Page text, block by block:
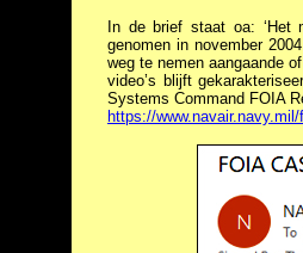
In de brief staat oa: ‘Het
genomen in november
weg te nemen aangaande
video’s blijft
Systems Command FOIA
https://